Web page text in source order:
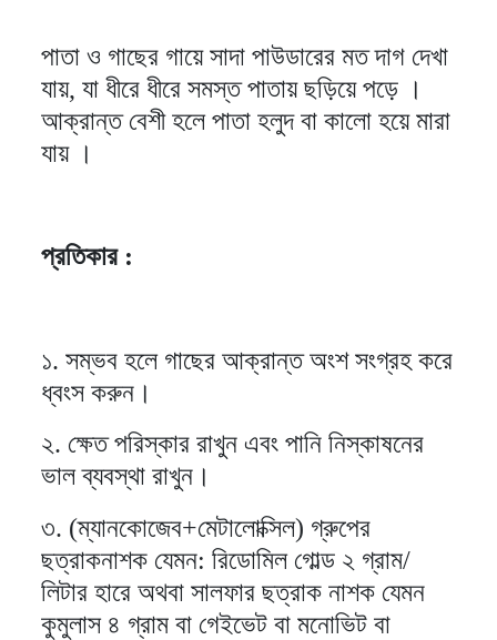
পাতা ও গাছের গায়ে সাদা পাউডারের মত দাগ দেখা
যায়, যা ধীরে ধীরে সমস্ত পাতায় ছড়িয়ে পড়ে ।
আক্রান্ত বেশী হলে পাতা হলুদ বা কালো হয়ে মারা
যায় ।
প্রতিকার :
১. সম্ভব হলে গাছের আক্রান্ত অংশ সংগ্রহ করে
ধ্বংস করুন।
২. ক্ষেত পরিস্কার রাখুন এবং পানি নিস্কাষনের
ভাল ব্যবস্থা রাখুন।
৩. (ম্যানকোজেব+মেটালোক্সিল) গ্রুপের
ছত্রাকনাশক যেমন: রিডোমিল গোল্ড ২ গ্রাম/
লিটার হারে অথবা সালফার ছত্রাক নাশক যেমন
কুমুলাস ৪ গ্রাম বা গেইভেট বা মনোভিট বা